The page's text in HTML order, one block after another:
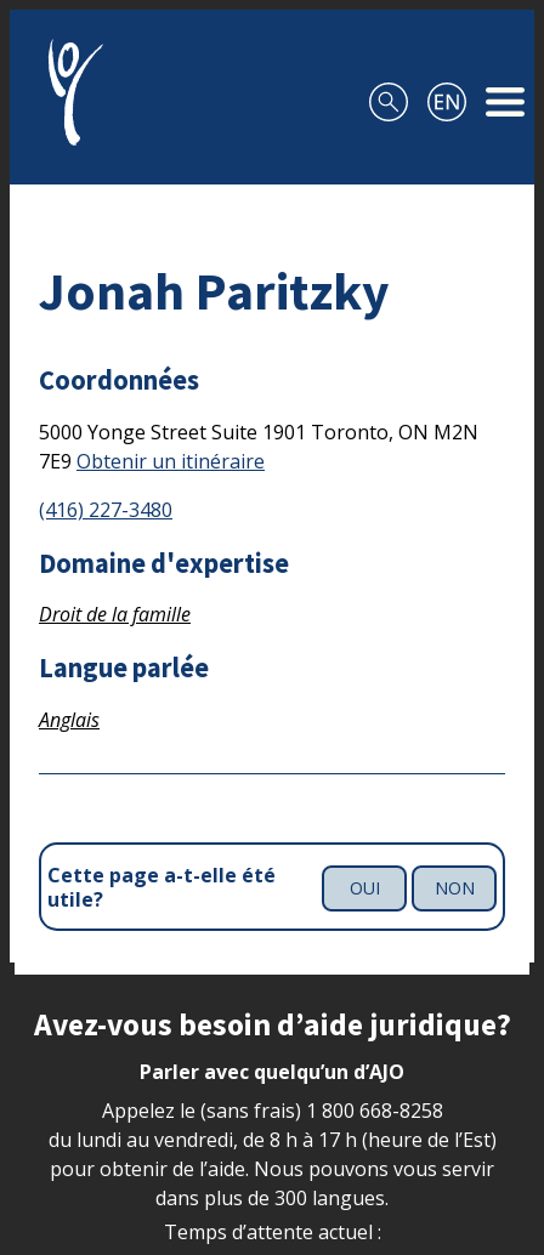
Jonah Paritzky
Coordonnées
5000 Yonge StreetSuite 1901 Toronto, ON M2N
7E9 Obtenir un itinéraire
(416) 227-3480
Domaine d'expertise
Droit de la famille
Langue parlée
Anglais
Cette page a-t-elle été
utile?
OUI NON
Site footer
Avez-vous besoin d’aide juridique?
Parler avec quelqu’un d’AJO
Appelez le (sans frais) 1 800 668-8258
du lundi au vendredi, de 8 h à 17 h (heure de l’Est)
pour obtenir de l’aide. Nous pouvons vous servir
dans plus de 300 langues.
Temps d’attente actuel :